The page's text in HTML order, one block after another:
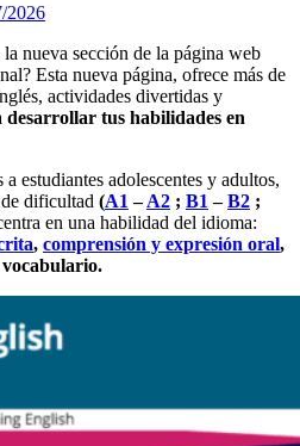
2026
la nueva sección de la página web
Esta nueva página, ofrece más de
actividades divertidas y
tus habilidades en
estudiantes adolescentes y adultos,
dificultad (A1 –A2 ; B1 –B2 ;
en una habilidad del idioma:
, comprensión y expresión oral,